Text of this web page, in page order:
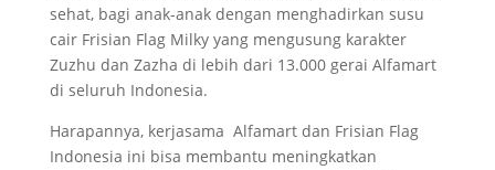
sehat, bagi anak-anak dengan menghadirkan susu
cair Frisian Flag Milky yang mengusung karakter
Zuzhu dan Zazha di lebih dari 13.000 gerai Alfamart
di seluruh Indonesia.
Harapannya, kerjasama Alfamart dan Frisian Flag
Indonesia ini bisa membantu meningkatkan